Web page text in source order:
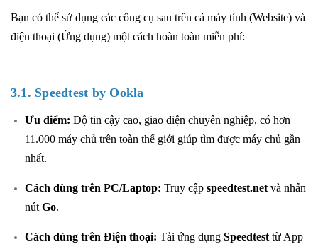
Bạn có thể sử dụng các công cụ sau trên cả máy tính (Website) và
điện thoại (Ứng dụng) một cách hoàn toàn miễn phí:
3.1. Speedtest by Ookla
Ưu điểm: Độ tin cậy cao, giao diện chuyên nghiệp, có hơn
11.000 máy chủ trên toàn thế giới giúp tìm được máy chủ gần
nhất.
Cách dùng trên PC/Laptop: Truy cập speedtest.net và nhấn
nút Go.
Cách dùng trên Điện thoại: Tải ứng dụng Speedtest từ App